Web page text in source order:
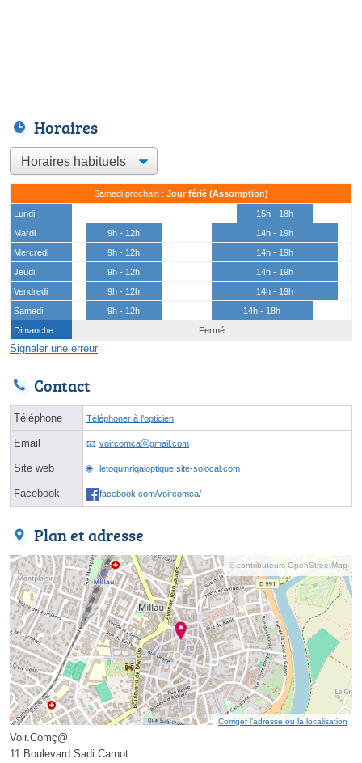
Horaires
Samedi prochain : Jour férié (Assomption)
Lundi
15h - 18h
Mardi
9h - 12h
14h - 19h
Mercredi
9h - 12h
14h - 19h
Jeudi
9h - 12h
14h - 19h
Vendredi
9h - 12h
14h - 19h
Samedi
9h - 12h
14h - 18h
Dimanche
Fermé
Signaler une erreur
Contact
Téléphone Téléphoner à l'opticien
Email voircomcaⓐgmail.com
Site web letoquinrigaloptique.site-solocal.com
Facebook facebook.com/voircomca/
Plan et adresse
© contributeurs OpenStreetMap
Corriger l’adresse ou la localisation
Voir.Comç@
11 Boulevard Sadi Carnot